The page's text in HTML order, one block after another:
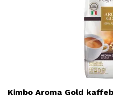
Kimbo Aroma Gold